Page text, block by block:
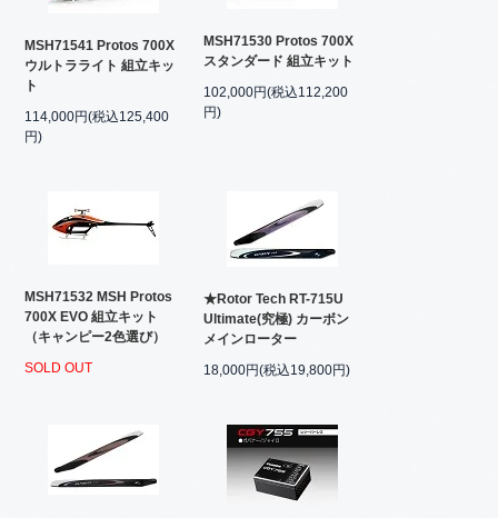
MSH71541 Protos 700X
ウルトラライト 組立キッ
ト
114,000円(税込125,400
円)
MSH71530 Protos 700X
スタンダード 組立キット
102,000円(税込112,200
円)
MSH71532 MSH Protos
700X EVO 組立キット
（キャンピー2色選び）
SOLD OUT
★Rotor Tech RT-715U
Ultimate(究極) カーボン
メインローター
18,000円(税込19,800円)